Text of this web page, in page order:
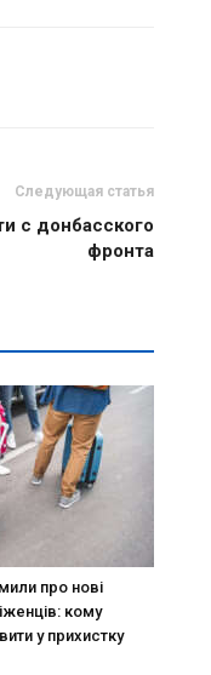
Следующая статья
с донбасского
фронта
про нові
кому
у прихистку